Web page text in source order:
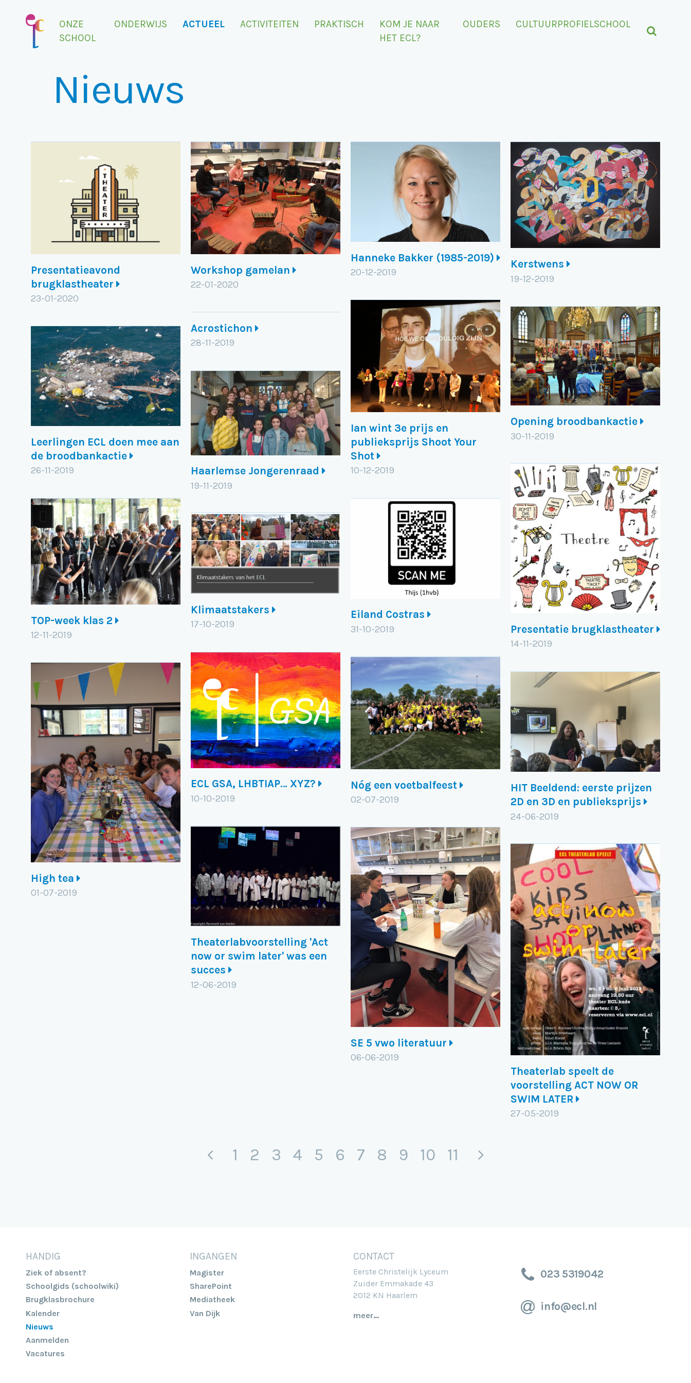
ONZE
SCHOOL
ONDERWIJS ACTUEEL ACTIVITEITEN PRAKTISCH
KOM JE NAAR
HET ECL?
OUDERS CULTUURPROFIELSCHOOL
Nieuws
Presentatieavond
brugklastheater
23-01-2020
Workshop gamelan
22-01-2020
Hanneke Bakker (1985-2019)
20-12-2019
Kerstwens
19-12-2019
Ian wint 3e prijs en
publieksprijs Shoot Your
Shot
10-12-2019
Opening broodbankactie
30-11-2019
Acrostichon
28-11-2019
Leerlingen ECL doen mee aan
de broodbankactie
26-11-2019 Haarlemse Jongerenraad
19-11-2019
Presentatie brugklastheater
14-11-2019
TOP-week klas 2
12-11-2019
Eiland Costras
31-10-2019
Klimaatstakers
17-10-2019
ECL GSA, LHBTIAP… XYZ?
10-10-2019
Nóg een voetbalfeest
02-07-2019
High tea
01-07-2019
HIT Beeldend: eerste prijzen
2D en 3D en publieksprijs
24-06-2019
Theaterlabvoorstelling 'Act
now or swim later' was een
succes
12-06-2019
SE 5 vwo literatuur
06-06-2019
Theaterlab speelt de
voorstelling ACT NOW OR
SWIM LATER
27-05-2019
Vorige
1 2 3 4 5 6 7 (huidige)
8 9 10 11
HANDIG
Ziek of absent?
Schoolgids (schoolwiki)
Brugklasbrochure
Kalender
Nieuws
Aanmelden
Vacatures
INGANGEN
Magister
SharePoint
Mediatheek
Van Dijk
CONTACT
Eerste Christelijk Lyceum
Zuider Emmakade 43
2012 KN Haarlem
meer…
023 5319042
info@ecl.nl